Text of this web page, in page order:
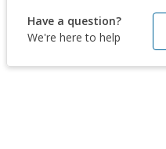
Have a question?
We're here to help